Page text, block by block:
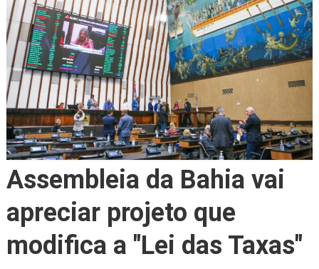
Assembleia da Bahia vai
apreciar projeto que
modifica a "Lei das Taxas"